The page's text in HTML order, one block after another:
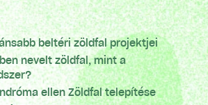
beltéri zöldfal projektjei
nevelt zöldfal, mint a
ellen Zöldfal telepítése